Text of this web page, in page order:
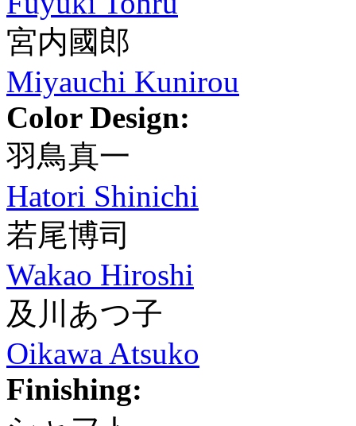
宮内國郎
Miyauchi Kunirou
Color Design:
羽鳥真一
Hatori Shinichi
若尾博司
Wakao Hiroshi
及川あつ子
Oikawa Atsuko
Finishing: